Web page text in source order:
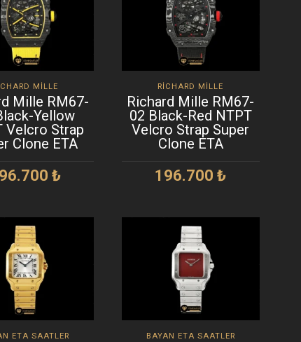
MILLE
Mille RM67-
Yellow
Velcro Strap
Clone ETA
₺
RICHARD MILLE
Richard Mille RM67-
02 Black-Red NTPT
Velcro Strap Super
Clone ETA
196.700₺
ETA SAATLER BAYAN ETA SAATLER